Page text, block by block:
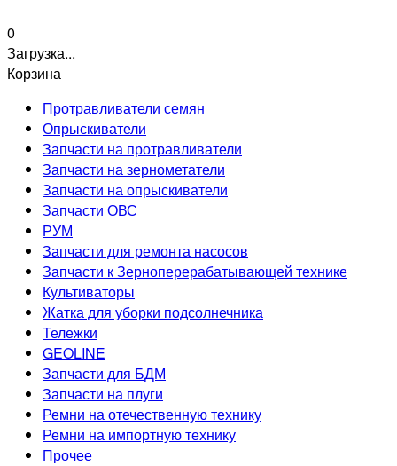
0
Загрузка...
Корзина
Протравливатели семян
Опрыскиватели
Запчасти на протравливатели
Запчасти на зернометатели
Запчасти на опрыскиватели
Запчасти ОВС
РУМ
Запчасти для ремонта насосов
Запчасти к Зерноперерабатывающей технике
Культиваторы
Жатка для уборки подсолнечника
Тележки
GEOLINE
Запчасти для БДМ
Запчасти на плуги
Ремни на отечественную технику
Ремни на импортную технику
Прочее